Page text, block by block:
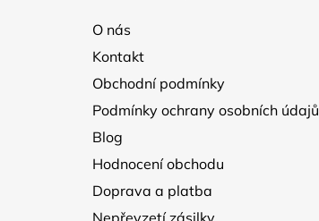
O nás
Kontakt
Obchodní podmínky
Podmínky ochrany osobních údajů
Blog
Hodnocení obchodu
Doprava a platba
Nepřevzetí zásilky